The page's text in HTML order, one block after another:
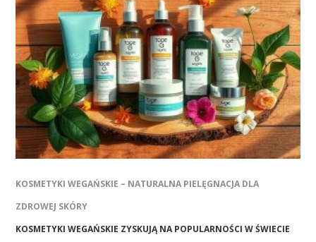
KOSMETYKI WEGAŃSKIE – NATURALNA PIELĘGNACJA DLA
ZDROWEJ SKÓRY
KOSMETYKI WEGAŃSKIE ZYSKUJĄ NA POPULARNOŚCI W ŚWIECIE